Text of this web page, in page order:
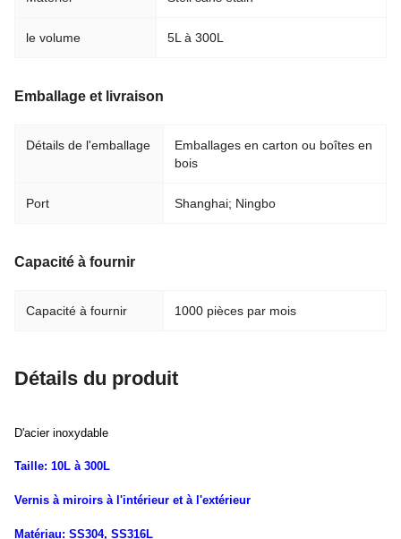
le volume 5L à 300L
Emballage et livraison
Détails de l'emballage
Emballages en carton ou boîtes en
bois
Port Shanghai; Ningbo
Capacité à fournir
Capacité à fournir 1000 pièces par mois
Détails du produit
D'acier inoxydable
Taille: 10L à 300L
Vernis à miroirs à l'intérieur et à l'extérieur
Matériau: SS304, SS316L